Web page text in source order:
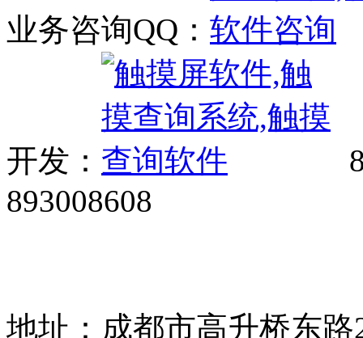
业务咨询QQ：
开发：
893008608
地址：成都市高升桥东